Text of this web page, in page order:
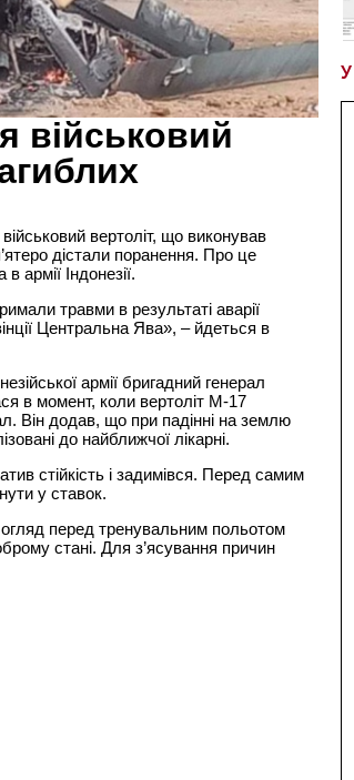
військовий
вертоліт, що виконував
дістали поранення. Про це
армії Індонезії.
травми в результаті аварії
Центральна Ява», – йдеться в
армії бригадний генерал
в момент, коли вертоліт M-17
Він додав, що при падінні на землю
до найближчої лікарні.
стійкість і задимівся. Перед самим
у ставок.
перед тренувальним польотом
стані. Для з’ясування причин
У